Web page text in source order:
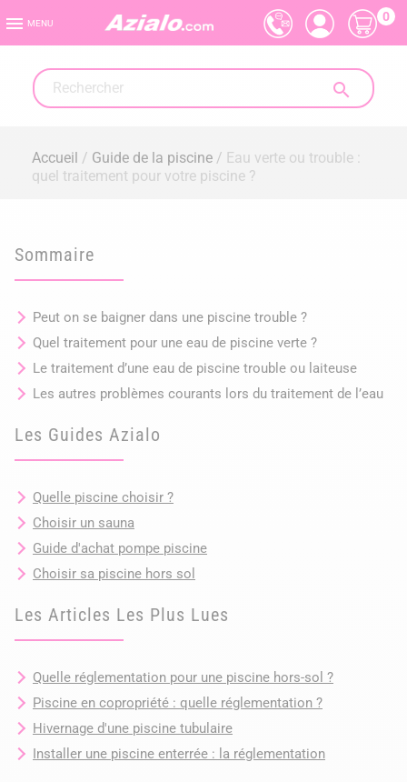
 MENU

0
Accueil Guide de la piscine
Eau verte ou trouble :
quel traitement pour votre piscine ?
Sommaire
Peut on se baigner dans une piscine trouble ?
Quel traitement pour une eau de piscine verte ?
Le traitement d’une eau de piscine trouble ou laiteuse
Les autres problèmes courants lors du traitement de l’eau
Les Guides Azialo
Quelle piscine choisir ?
Choisir un sauna
Guide d'achat pompe piscine
Choisir sa piscine hors sol
Les Articles Les Plus Lues
Quelle réglementation pour une piscine hors-sol ?
Piscine en copropriété : quelle réglementation ?
Hivernage d'une piscine tubulaire
Installer une piscine enterrée : la réglementation